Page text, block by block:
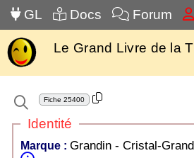
GL Docs Forum
Le Grand Livre de la
Fiche 25400
Identité
Marque : Grandin - Cristal-